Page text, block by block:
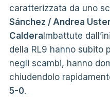
caratterizzata da uno
Sánchez / Andrea
CalderaImbattute
della RL9 hanno subito
negli scambi, hanno
chiudendolo
5-0.